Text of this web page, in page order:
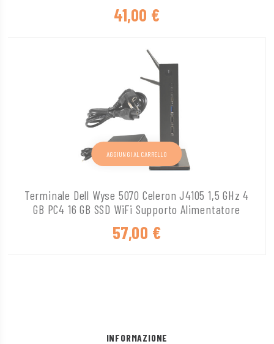
41,00 €
Terminale Dell Wyse 5070 Celeron J4105 1,5 GHz 4
GB PC4 16 GB SSD WiFi Supporto Alimentatore
57,00 €
AGGIUNGI AL CARRELLO
INFORMAZIONE